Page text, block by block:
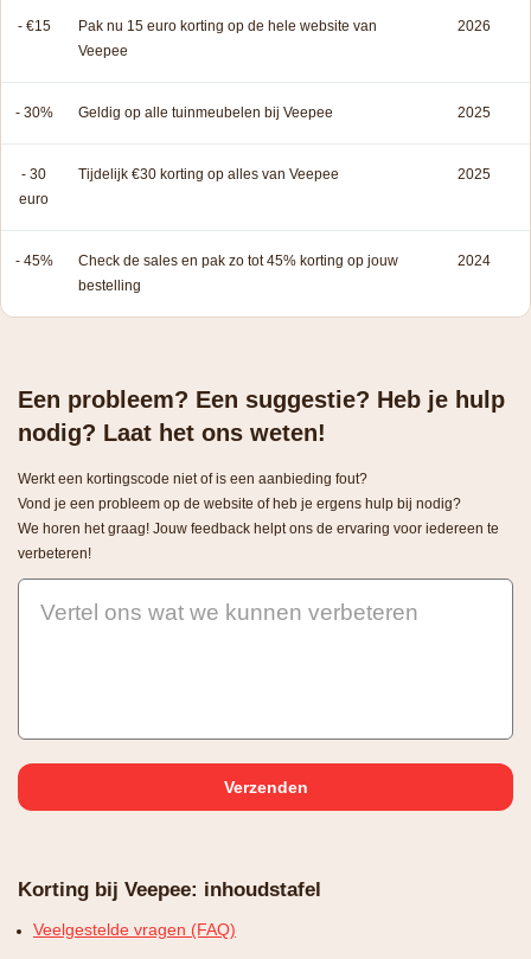
- €15
Pak nu 15 euro korting op de hele website van
Veepee
2026
- 30% Geldig op alle tuinmeubelen bij Veepee 2025
- 30
euro
Tijdelijk €30 korting op alles van Veepee 2025
- 45%
Check de sales en pak zo tot 45% korting op jouw
bestelling
2024
Een probleem? Een suggestie? Heb je hulp
nodig? Laat het ons weten!
Werkt een kortingscode niet of is een aanbieding fout?
Vond je een probleem op de website of heb je ergens hulp bij nodig?
We horen het graag! Jouw feedback helpt ons de ervaring voor iedereen te
verbeteren!
Vertel ons wat we kunnen verbeteren
Korting bij Veepee: inhoudstafel
Veelgestelde vragen (FAQ)